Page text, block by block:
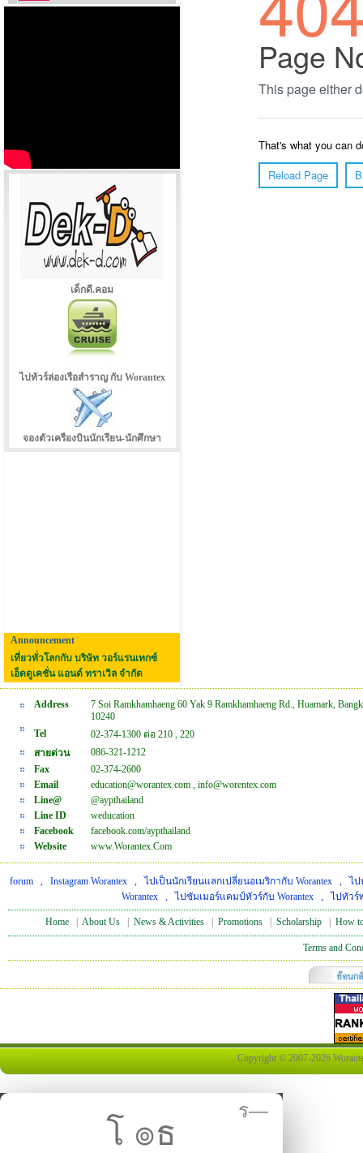
เด็กดี.คอม
ไปทัวร์ล่องเรือสำราญ กับ Worantex
จองตัวเครืองบินนักเรียน-นักศึกษา
Announcement
เที่ยวทั่วโลกกับ บริษัท วอร์แรนเทกซ์
เอ็ดดูเคชั่น แอนด์ ทราเวิล จำกัด
Address
7 Soi Ramkhamhaeng 60 Yak 9 Ramkhamhaeng Rd., Huamark,
10240
Tel
02-374-1300 ต่อ 210 , 220
สายด่วน
086-321-1212
Fax
02-374-2600
Email
education@worantex.com , info@worentex.com
Line@
@aypthailand
Line ID
weducation
Facebook
facebook.com/aypthailand
Website
www.Worantex.Com
forum , Instagram Worantex , ไปเป็นนักเรียนแลกเปลี่ยนอเมริกากับ Worantex , ไป
Worantex, ไปซัมเมอร์แคมป์ทัวร์กับ Worantex, ไปทัวร์
Home About Us News & Activities Promotions Scholarship How
Terms and
Copyright © 2007-2026
โ ๏ธ
ร—